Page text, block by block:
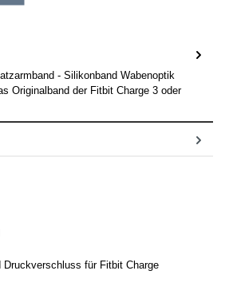
- Silikonband Wabenoptik
Originalband der Fitbit Charge 3 oder